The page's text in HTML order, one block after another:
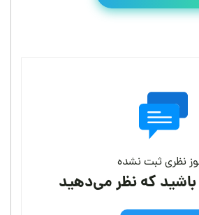
نظری ثبت نشده
باشید که نظر می‌دهید